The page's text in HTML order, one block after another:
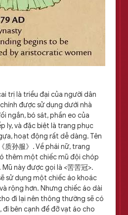
trị là triều đại của người dân
được sử dụng dưới nhà
ngắn, bó sát, phần eo của
ly, và đặc biệt là trang phục
hoạt động rất dễ dàng. Tên
质孙服》. Về phái nữ, trang
thêm một chiếc mũ đội chóp
này được gọi là <罟罟冠>.
sử dụng một chiếc áo khoác
rộng hơn. Nhưng chiếc áo dài
đi lại nên thông thường sẽ có
đi bên cạnh để đỡ vạt áo cho